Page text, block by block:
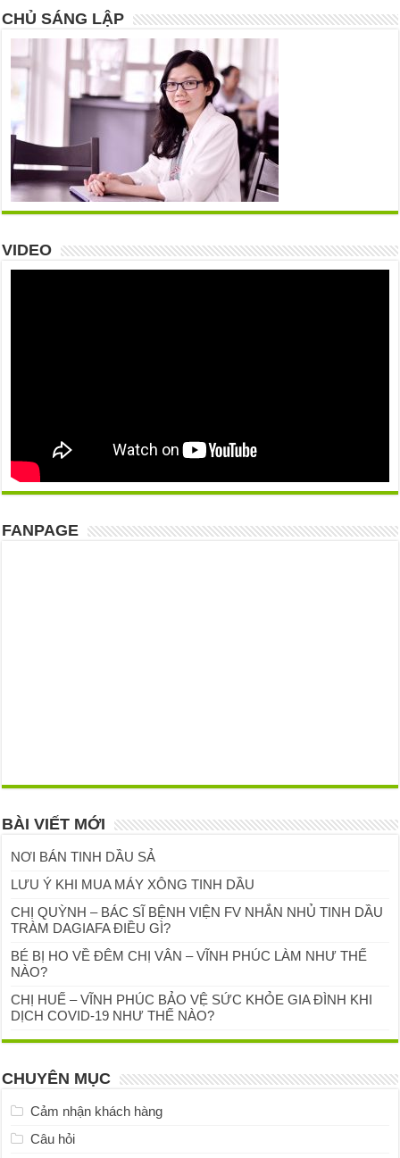
CHỦ SÁNG LẬP
VIDEO
FANPAGE
BÀI VIẾT MỚI
NƠI BÁN TINH DẦU SẢ
LƯU Ý KHI MUA MÁY XÔNG TINH DẦU
CHỊ QUỲNH – BÁC SĨ BỆNH VIỆN FV NHẮN NHỦ TINH DẦU
TRÀM DAGIAFA ĐIỀU GÌ?
BÉ BỊ HO VỀ ĐÊM CHỊ VÂN – VĨNH PHÚC LÀM NHƯ THẾ
NÀO?
CHỊ HUẾ – VĨNH PHÚC BẢO VỆ SỨC KHỎE GIA ĐÌNH KHI
DỊCH COVID-19 NHƯ THẾ NÀO?
CHUYÊN MỤC
Cảm nhận khách hàng
Câu hỏi